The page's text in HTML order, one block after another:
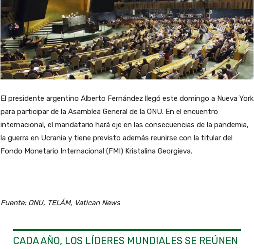
El presidente argentino Alberto Fernández llegó este domingo a Nueva York
para participar de la Asamblea General de la ONU. En el encuentro
internacional, el mandatario hará eje en las consecuencias de la pandemia,
la guerra en Ucrania y tiene previsto además reunirse con la titular del
Fondo Monetario Internacional (FMI) Kristalina Georgieva.
Fuente: ONU, TELÁM, Vatican News
CADA AÑO, LOS LÍDERES MUNDIALES SE REÚNEN